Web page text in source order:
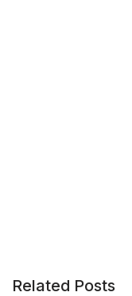
Related Posts